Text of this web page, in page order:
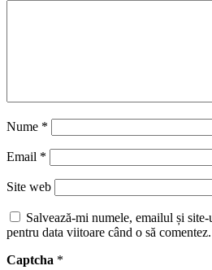
Nume *
Email *
Site web
Salvează-mi numele, emailul și
pentru data viitoare când o să comentez.
Captcha *